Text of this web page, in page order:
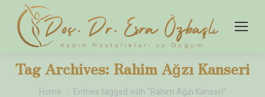
Tag Archives: Rahim Ağzı Kanseri
You are here:
Home Entries tagged with "Rahim Ağzı Kanseri"